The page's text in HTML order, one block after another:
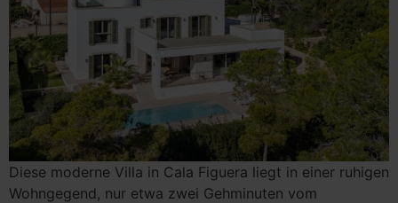
Diese moderne Villa in Cala Figuera liegt in einer ruhigen
Wohngegend, nur etwa zwei Gehminuten vom